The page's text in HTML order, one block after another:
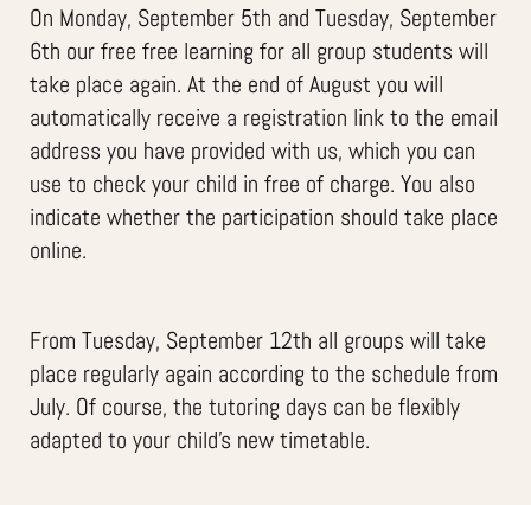
On Monday, September 5th and Tuesday, September
6th our free free learning for all group students will
take place again. At the end of August you will
automatically receive a registration link to the email
address you have provided with us, which you can
use to check your child in free of charge. You also
indicate whether the participation should take place
online.
From Tuesday, September 12th all groups will take
place regularly again according to the schedule from
July. Of course, the tutoring days can be flexibly
adapted to your child's new timetable.